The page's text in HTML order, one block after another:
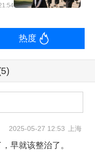
落地落实。
础教育规范管
局，新疆生产
热度
2025-05-27 12:53 上海
早就该整治了。